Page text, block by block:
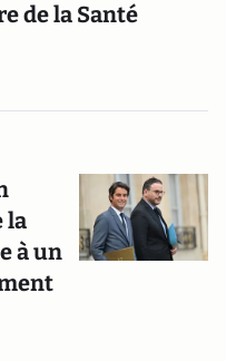
de la Santé
la
à un